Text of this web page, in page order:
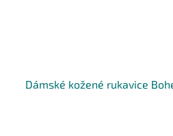
Dámské kožené rukavice